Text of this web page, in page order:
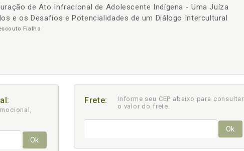
de Ato Infracional de Adolescente Indígena - Uma Juíza
e os Desafios e Potencialidades de um Diálogo Intercultural
Fialho
- +
Ok
Frete:
Informe seu CEP abaixo para consultar
o valor do frete.
Ok